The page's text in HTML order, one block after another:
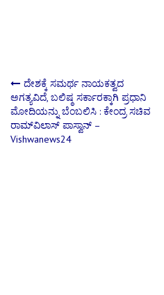
Post
navigation
ದೇಶಕ್ಕೆ ಸಮರ್ಥ ನಾಯಕತ್ವದ
ಅಗತ್ಯವಿದೆ, ಬಲಿಷ್ಠ ಸರ್ಕಾರಕ್ಕಾಗಿ ಪ್ರಧಾನಿ
ಮೋದಿಯನ್ನು ಬೆಂಬಲಿಸಿ : ಕೇಂದ್ರ ಸಚಿವ
ರಾಮ್‍ವಿಲಾಸ್ ಪಾಸ್ವಾನ್ –
Vishwanews24